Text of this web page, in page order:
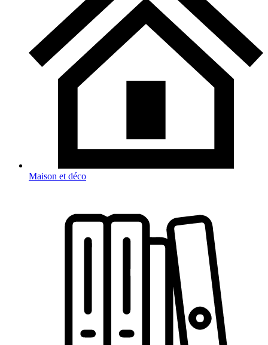
Maison et déco